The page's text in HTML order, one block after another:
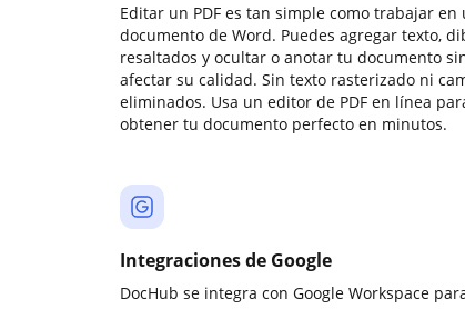
Editar un PDF es tan simple como trabajar en
documento de Word. Puedes agregar texto,
resaltados y ocultar o anotar tu documento
afectar su calidad. Sin texto rasterizado ni
eliminados. Usa un editor de PDF en línea
obtener tu documento perfecto en minutos.
Integraciones de Google
DocHub se integra con Google Workspace